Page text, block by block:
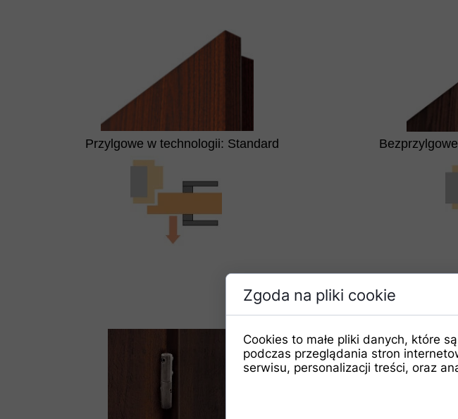
Przylgowe w technologii: Standard
Zgoda na pliki cookie
Cookies to małe pliki danych, które
podczas przeglądania stron
serwisu, personalizacji treści, oraz